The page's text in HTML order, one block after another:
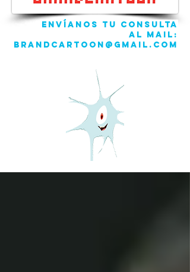
ENVíANOS TU CONSULTA
AL mail:
brandcartoon@gmail.com